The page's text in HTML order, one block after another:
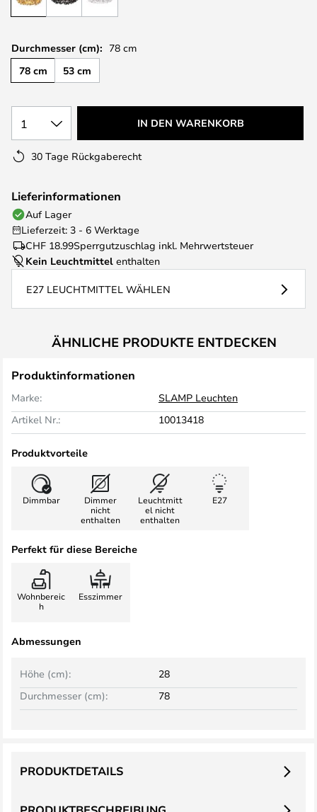
Durchmesser (cm): 78 cm
78 cm
53 cm
1 IN DEN WARENKORB
30 Tage Rückgaberecht
Lieferinformationen
Auf Lager
Lieferzeit: 3 - 6 Werktage
CHF 18.99Sperrgutzuschlag inkl. Mehrwertsteuer
Kein Leuchtmittel enthalten
E27 LEUCHTMITTEL WÄHLEN
ÄHNLICHE PRODUKTE ENTDECKEN
Produktinformationen
Marke:
SLAMP Leuchten
Artikel Nr.:
10013418
Produktvorteile
Dimmbar
Dimmer
nicht
enthalten
Leuchtmitt
el nicht
enthalten
E27
Perfekt für diese Bereiche
Wohnbereic
h
Esszimmer
Abmessungen
Höhe (cm):
28
Durchmesser (cm):
78
PRODUKTDETAILS